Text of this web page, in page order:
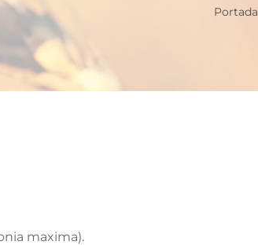
Portada
maxima).